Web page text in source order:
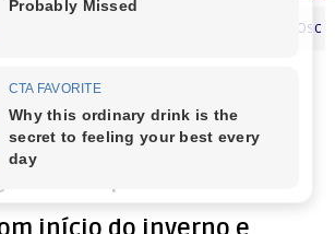
Secretário de Fazenda Maurício Osciany
Virmond registra temperaturas
inverno e alerta para impactos nas
da população
temperaturas